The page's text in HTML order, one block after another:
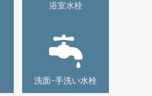
浴室水栓
洗面･手洗い水栓